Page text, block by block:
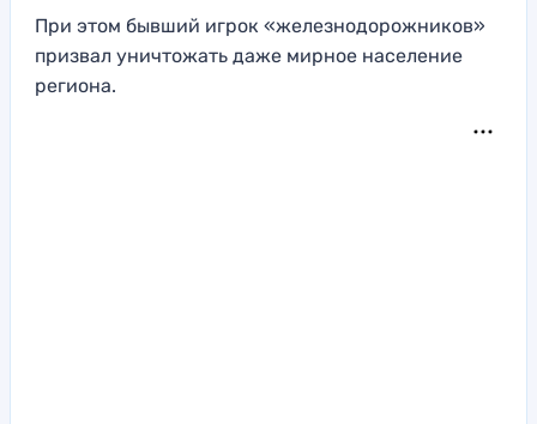
При этом бывший игрок «железнодорожников»
призвал уничтожать даже мирное население
региона.